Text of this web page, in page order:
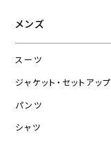
メンズ
スーツ
ジャケット・セットアップ
パンツ
シャツ